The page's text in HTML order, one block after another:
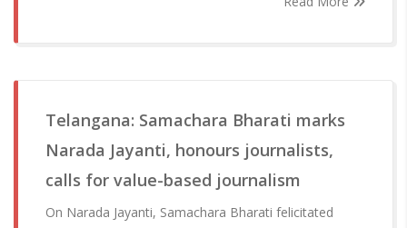
Telangana: Samachara Bharati marks
Narada Jayanti, honours journalists,
calls for value-based journalism
On Narada Jayanti, Samachara Bharati felicitated